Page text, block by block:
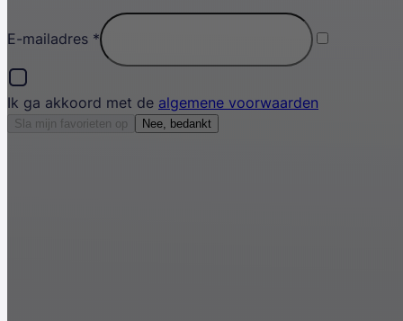
E-mailadres *
Ik ga akkoord met de algemene voorwaarden
Sla mijn favorieten op Nee, bedankt